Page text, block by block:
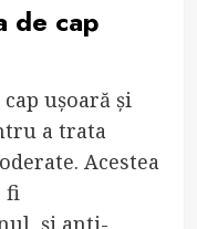
de cap
ușoară și
a trata
Acestea
fi
și anti-